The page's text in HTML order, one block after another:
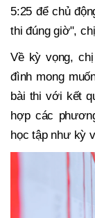
5:25 để chủ
thi đúng giờ",
Về kỳ vọng,
đình mong
bài thi với kết
hợp các
học tập như kỳ